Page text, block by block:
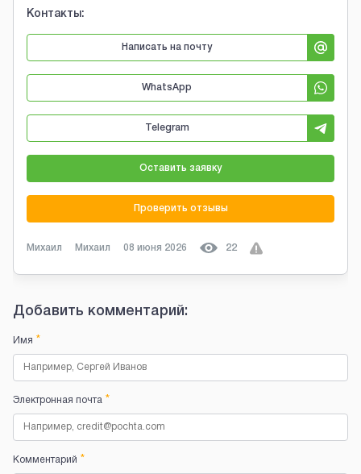
Контакты:
Написать на почту
WhatsApp
Telegram
Оставить заявку
Проверить отзывы
Михаил Михаил 08 июня 2026 22
Добавить комментарий:
Имя *
Электронная почта *
Комментарий *